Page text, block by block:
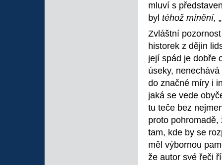
mluví s
byl téhož mínění,
Zvláštní
historek z dějin
její spád je dobře
úseky,
do značné míry i
jaká se vede
tu teče bez
proto
tam, kde by se
měl výbornou
že autor své řeči